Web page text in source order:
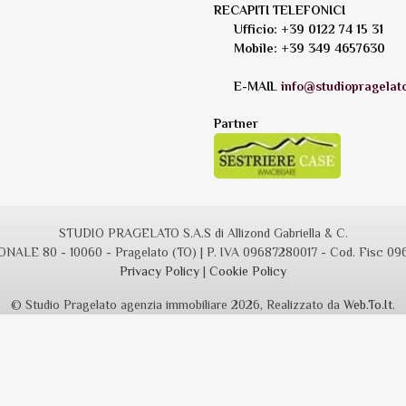
RECAPITI TELEFONICI
Ufficio: +39 0122 74 15 31
Mobile: +39 349 4657630
E-MAIL
Partner
STUDIO PRAGELATO S.A.S di Allizond Gabriella & C.
80 - 10060 - Pragelato (TO) | P. IVA 09687280017 - Cod. Fisc
Privacy Policy | Cookie Policy
© Studio Pragelato agenzia immobiliare 2026, Realizzato da Web.To.It.